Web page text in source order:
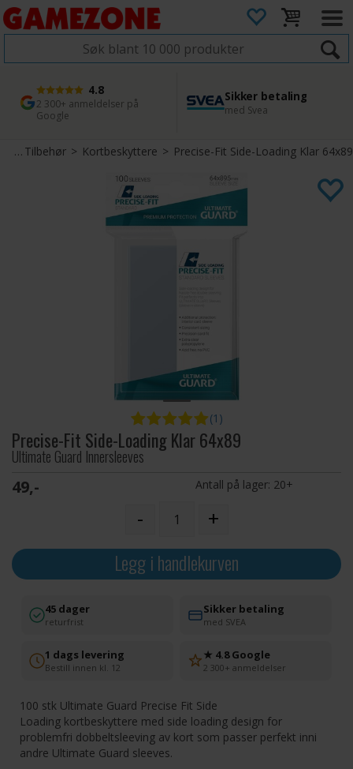
4.8
2 300+ anmeldelser på
Google
Sikker betaling
med Svea
1 dags levering
Bestill innen kl. 12
45 dager returfrist
Enkel retur
>Tilbehør> Kortbeskyttere> Precise-Fit Side-Loading Klar 64x89
(1)
Precise-Fit Side-Loading Klar 64x89
Ultimate Guard Innersleeves
49,- Antall på lager: 20+
- +
Legg i handlekurven
45 dager
returfrist
Sikker betaling
med SVEA
1 dags levering
Bestill innen kl. 12
★ 4.8 Google
2 300+ anmeldelser
100 stk Ultimate Guard Precise Fit Side
Loading kortbeskyttere med side loading design for
problemfri dobbeltsleeving av kort som passer perfekt inni
andre Ultimate Guard sleeves.